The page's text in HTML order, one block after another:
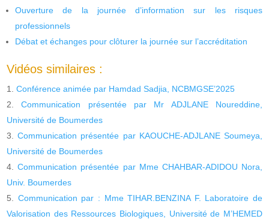
Ouverture de la journée d’information sur les risques
professionnels
Débat et échanges pour clôturer la journée sur l’accréditation
Vidéos similaires :
Conférence animée par Hamdad Sadjia, NCBMGSE’2025
Communication présentée par Mr ADJLANE Noureddine,
Université de Boumerdes
Communication présentée par KAOUCHE-ADJLANE Soumeya,
Université de Boumerdes
Communication présentée par Mme CHAHBAR-ADIDOU Nora,
Univ. Boumerdes
Communication par : Mme TIHAR.BENZINA F. Laboratoire de
Valorisation des Ressources Biologiques, Université de M’HEMED